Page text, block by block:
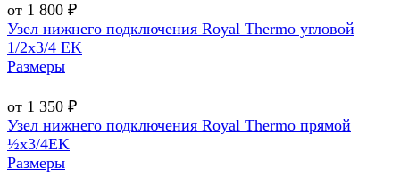
от 1 800 ₽
Узел нижнего подключения Royal Thermo угловой
1/2х3/4 EK
Размеры
от 1 350 ₽
Узел нижнего подключения Royal Thermo прямой
½х3/4EK
Размеры